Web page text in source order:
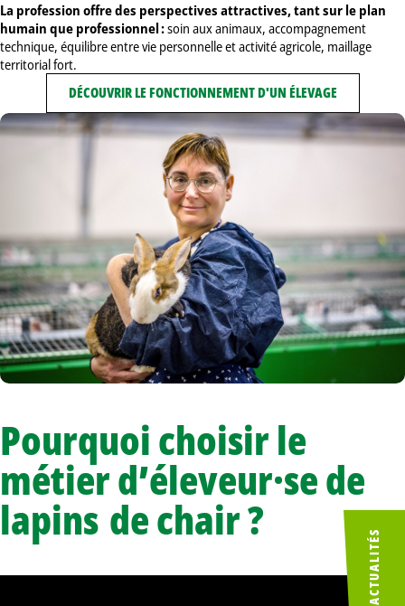
La profession offre des perspectives attractives, tant sur le plan
humain que professionnel :soin aux animaux, accompagnement
technique, équilibre entre vie personnelle et activité agricole, maillage
territorial fort.
DÉCOUVRIR LE FONCTIONNEMENT D'UN ÉLEVAGE
Pourquoi choisir le
métier d’éleveur·se de
lapins de chair ?
ACTUALITÉS